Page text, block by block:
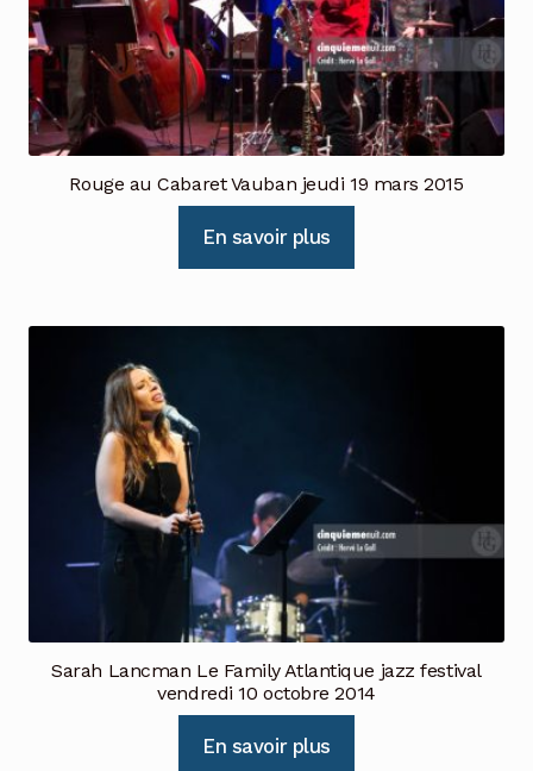
Rouge au Cabaret Vauban jeudi 19 mars 2015
En savoir plus
Sarah Lancman Le Family Atlantique jazz festival
vendredi 10 octobre 2014
En savoir plus